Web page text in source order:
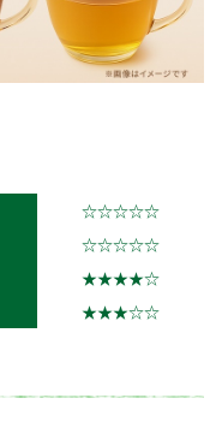
☆☆☆☆☆
☆☆☆☆☆
★★★★☆
★★★☆☆